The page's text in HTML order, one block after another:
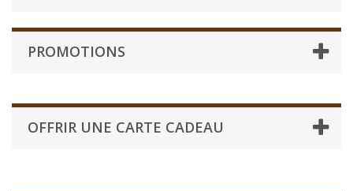
PROMOTIONS
OFFRIR UNE CARTE CADEAU